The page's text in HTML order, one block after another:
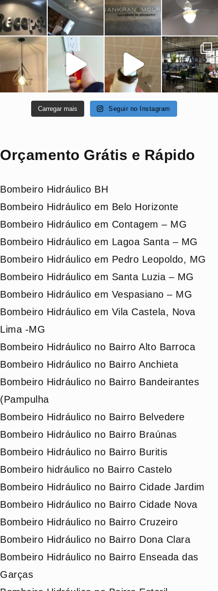
Carregar mais Seguir no Instagram
Orçamento Grátis e Rápido
Bombeiro Hidráulico BH
Bombeiro Hidráulico em Belo Horizonte
Bombeiro Hidráulico em Contagem – MG
Bombeiro Hidráulico em Lagoa Santa – MG
Bombeiro Hidráulico em Pedro Leopoldo, MG
Bombeiro Hidráulico em Santa Luzia – MG
Bombeiro Hidráulico em Vespasiano – MG
Bombeiro Hidráulico em Vila Castela, Nova
Lima -MG
Bombeiro Hidráulico no Bairro Alto Barroca
Bombeiro Hidráulico no Bairro Anchieta
Bombeiro Hidráulico no Bairro Bandeirantes
(Pampulha
Bombeiro Hidráulico no Bairro Belvedere
Bombeiro Hidráulico no Bairro Braúnas
Bombeiro Hidráulico no Bairro Buritis
Bombeiro hidráulico no Bairro Castelo
Bombeiro Hidráulico no Bairro Cidade Jardim
Bombeiro Hidráulico no Bairro Cidade Nova
Bombeiro Hidráulico no Bairro Cruzeiro
Bombeiro Hidráulico no Bairro Dona Clara
Bombeiro Hidráulico no Bairro Enseada das
Garças